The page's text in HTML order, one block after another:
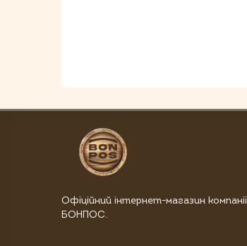
Офіційний інтернет-магазин компанії
БОНПОС.